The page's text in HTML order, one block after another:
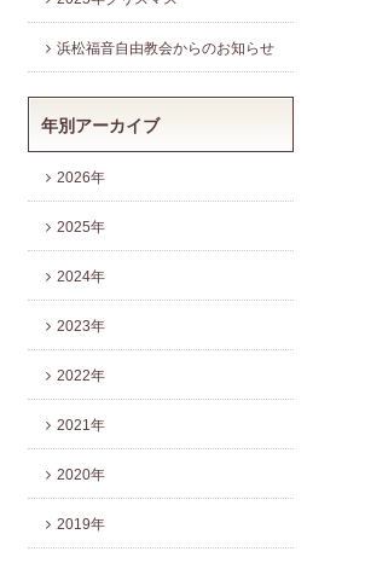
浜松福音自由教会からのお知らせ
年別アーカイブ
2026年
2025年
2024年
2023年
2022年
2021年
2020年
2019年